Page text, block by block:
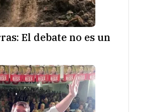
El debate no es un